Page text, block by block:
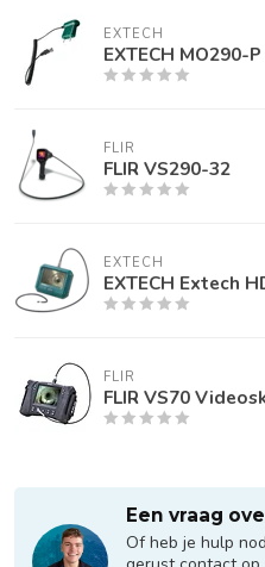
EXTECH
EXTECH MO290-P
FLIR
FLIR VS290-32
EXTECH
EXTECH Extech
FLIR
FLIR VS70
Een vraag
Of heb je hulp